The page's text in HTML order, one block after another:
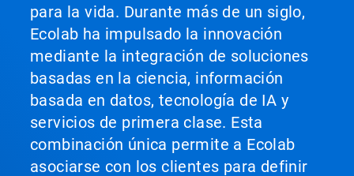
diapositiva
puntos
para la vida. Durante más de un siglo,
Ecolab ha impulsado la innovación
mediante la integración de soluciones
basadas en la ciencia, información
basada en datos, tecnología de IA y
servicios de primera clase. Esta
combinación única permite a Ecolab
asociarse con los clientes para definir